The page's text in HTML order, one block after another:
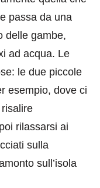
passa da una
delle gambe,
ad acqua. Le
le due piccole
esempio, dove ci
rilassarsi ai
sulla
sull’isola